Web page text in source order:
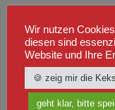
Wir nutzen
diesen sind
Website und Ihre
🍪 zeig mir die
geht klar, bitte